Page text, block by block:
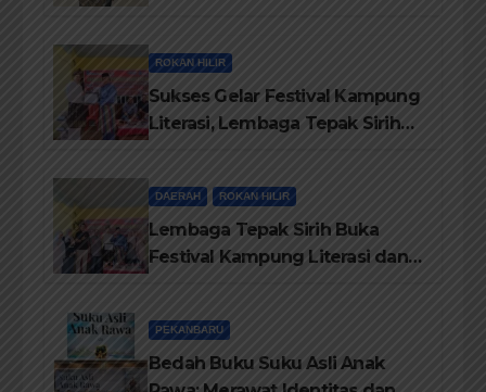
ROKAN HILIR
Sukses Gelar Festival Kampung
Literasi, Lembaga Tepak Sirih
DAERAH ROKAN HILIR
Lembaga Tepak Sirih Buka
Festival Kampung Literasi dan
PEKANBARU
Bedah Buku Suku Asli Anak